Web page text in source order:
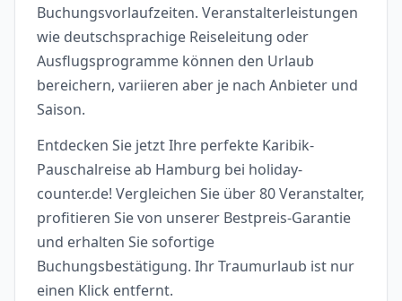
Buchungsvorlaufzeiten. Veranstalterleistungen
wie deutschsprachige Reiseleitung oder
Ausflugsprogramme können den Urlaub
bereichern, variieren aber je nach Anbieter und
Saison.
Entdecken Sie jetzt Ihre perfekte Karibik-
Pauschalreise ab Hamburg bei holiday-
counter.de! Vergleichen Sie über 80 Veranstalter,
profitieren Sie von unserer Bestpreis-Garantie
und erhalten Sie sofortige
Buchungsbestätigung. Ihr Traumurlaub ist nur
einen Klick entfernt.